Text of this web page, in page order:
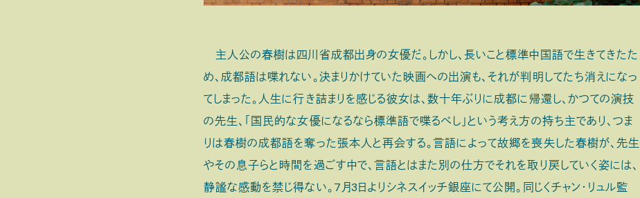
主人公の春樹は四川省成都出身の女優だ。しかし、長いこと標準中国語で生きてきたた
め、成都語は喋れない。決まりかけていた映画への出演も、それが判明してたち消えになっ
てしまった。人生に行き詰まりを感じる彼女は、数十年ぶりに成都に帰還し、かつての演技
の先生、「国民的な女優になるなら標準語で喋るべし」という考え方の持ち主であり、つま
りは春樹の成都語を奪った張本人と再会する。言語によって故郷を喪失した春樹が、先生
やその息子らと時間を過ごす中で、言語とはまた別の仕方でそれを取り戻していく姿には、
静謐な感動を禁じ得ない。7月3日よりシネスイッチ銀座にて公開。同じくチャン・リュル監